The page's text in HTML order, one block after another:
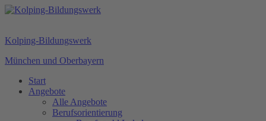
Kolping-Bildungswerk
München und Oberbayern
Start
Angebote
Alle Angebote
Berufsorientierung